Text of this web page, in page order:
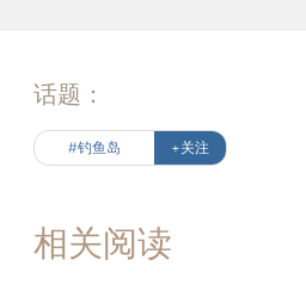
话题：
#钓鱼岛 +关注
相关阅读